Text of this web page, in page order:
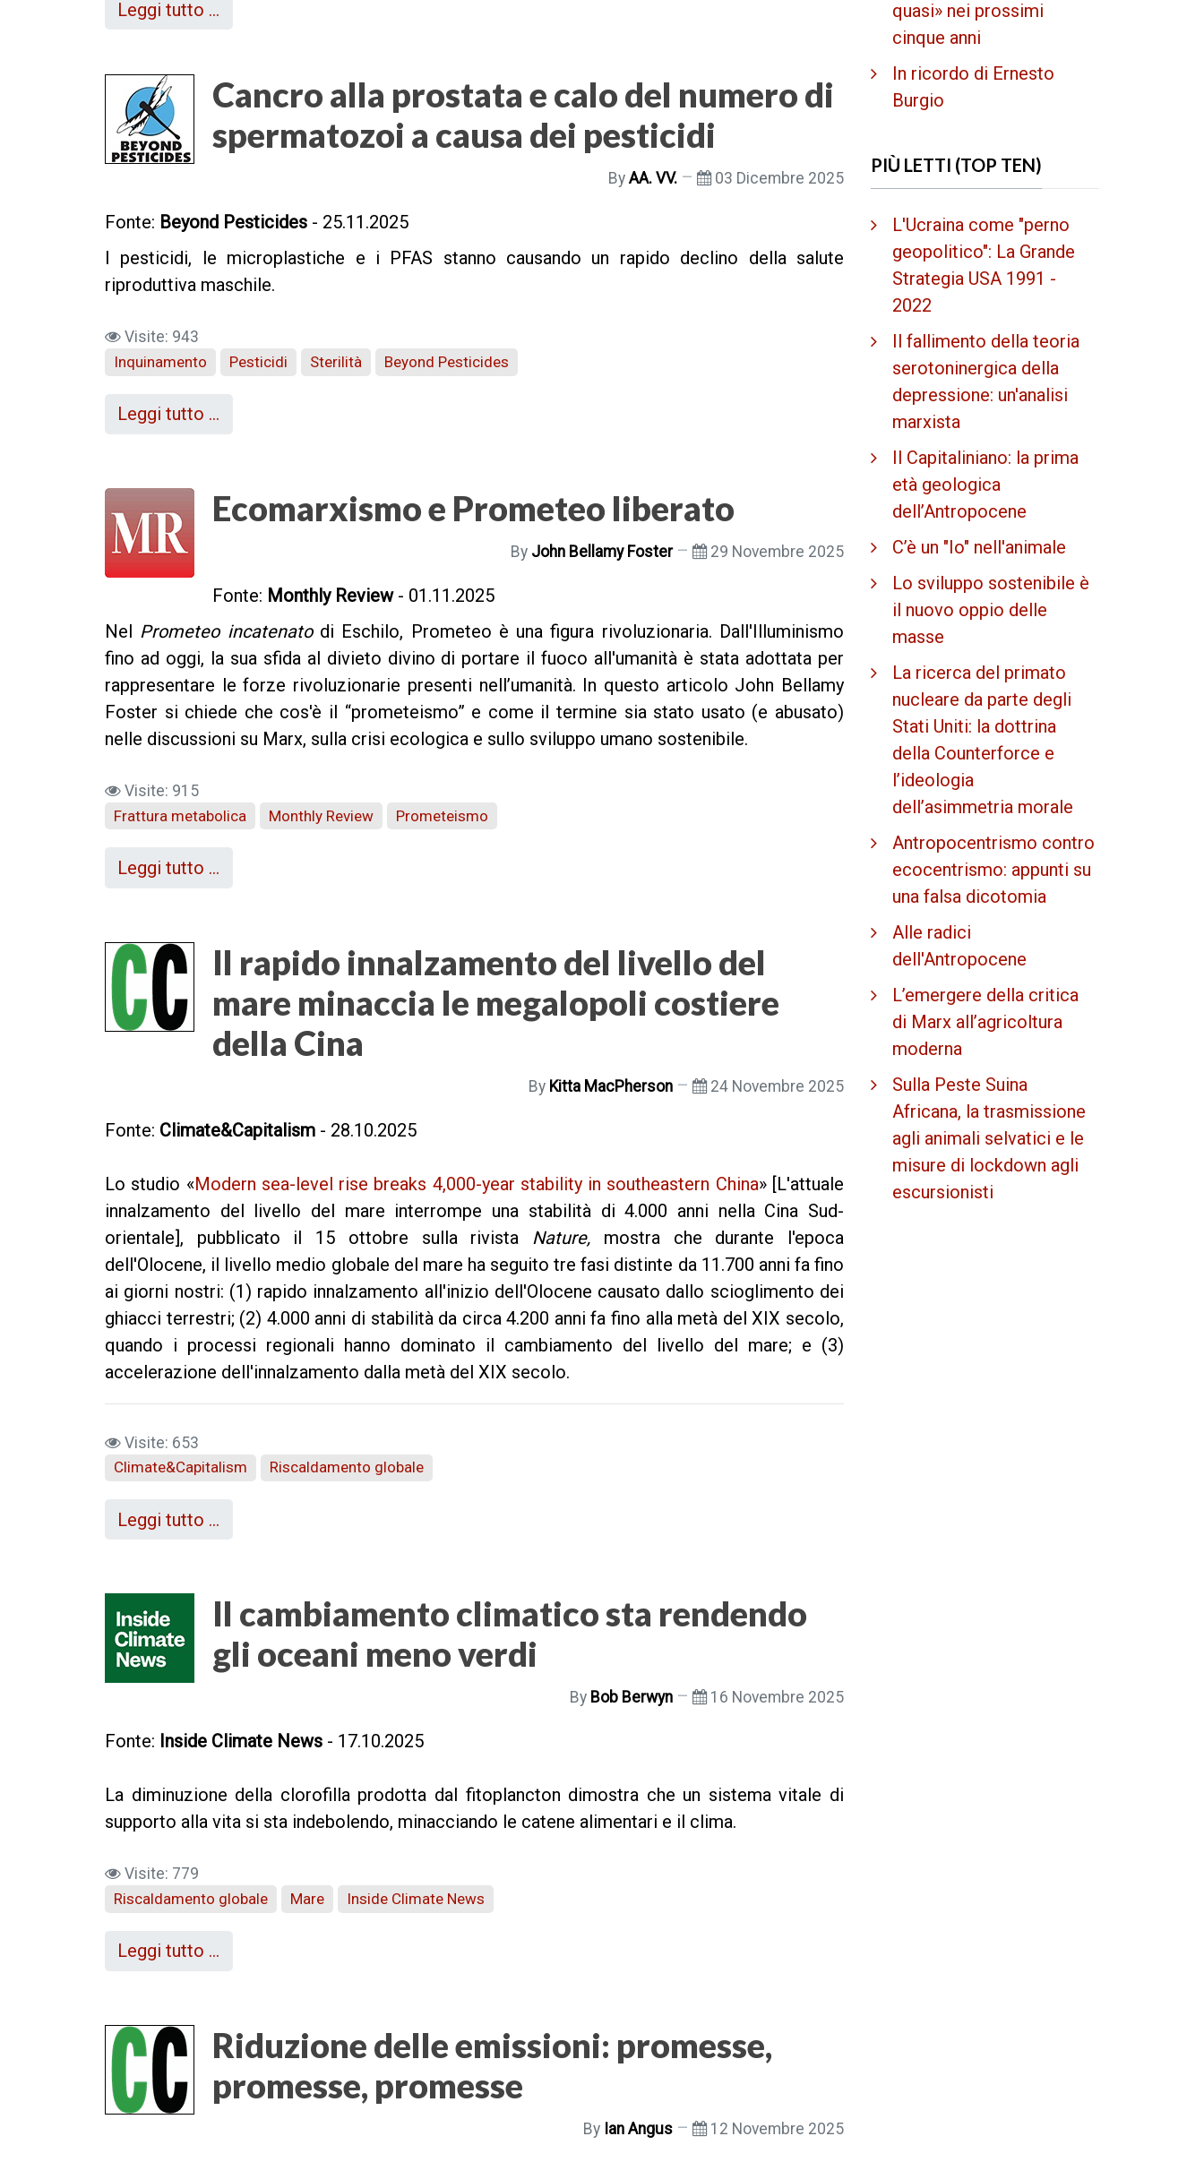
Leggi tutto …
Cancro alla prostata e calo del numero di
spermatozoi a causa dei pesticidi
By AA. VV. 03 Dicembre 2025
Fonte: Beyond Pesticides - 25.11.2025
I pesticidi, le microplastiche e i PFAS stanno causando un rapido declino della salute
riproduttiva maschile.
Visite: 943
Inquinamento
Pesticidi Sterilità Beyond Pesticides
Leggi tutto …
Ecomarxismo e Prometeo liberato
By John Bellamy Foster 29 Novembre 2025
Fonte: Monthly Review- 01.11.2025
Nel Prometeo incatenatodi Eschilo, Prometeo è una figura rivoluzionaria. Dall'Illuminismo
fino ad oggi, la sua sfida al divieto divino di portare il fuoco all'umanità è stata adottata per
rappresentare le forze rivoluzionarie presenti nell’umanità. In questo articolo John Bellamy
Foster si chiede che cos'è il “prometeismo” e come il termine sia stato usato (e abusato)
nelle discussioni su Marx, sulla crisi ecologica e sullo sviluppo umano sostenibile.
Visite: 915
Frattura metabolica
Monthly Review Prometeismo
Leggi tutto …
Il rapido innalzamento del livello del
mare minaccia le megalopoli costiere
della Cina
By Kitta MacPherson 24 Novembre 2025
Fonte: Climate&Capitalism - 28.10.2025
Lo studio «Modern sea-level rise breaks 4,000-year stability in southeastern China» [L'attuale
innalzamento del livello del mare interrompe una stabilità di 4.000 anni nella Cina Sud-
orientale], pubblicato il 15 ottobre sulla rivista Nature, mostra che durante l'epoca
dell'Olocene, il livello medio globale del mare ha seguito tre fasi distinte da 11.700 anni fa fino
ai giorni nostri: (1) rapido innalzamento all'inizio dell'Olocene causato dallo scioglimento dei
ghiacci terrestri; (2) 4.000 anni di stabilità da circa 4.200 anni fa fino alla metà del XIX secolo,
quando i processi regionali hanno dominato il cambiamento del livello del mare; e (3)
accelerazione dell'innalzamento dalla metà del XIX secolo.
Visite: 653
Climate&Capitalism
Riscaldamento globale
Leggi tutto …
Il cambiamento climatico sta rendendo
gli oceani meno verdi
By Bob Berwyn 16 Novembre 2025
Fonte: Inside Climate News - 17.10.2025
La diminuzione della clorofilla prodotta dal fitoplancton dimostra che un sistema vitale di
supporto alla vita si sta indebolendo, minacciando le catene alimentari e il clima.
Visite: 779
Riscaldamento globale
Mare Inside Climate News
Leggi tutto …
Riduzione delle emissioni: promesse,
promesse, promesse
By Ian Angus 12 Novembre 2025
quasi» nei prossimi
cinque anni
In ricordo di Ernesto
Burgio
PIÙ LETTI (TOP TEN)
L'Ucraina come "perno
geopolitico": La Grande
Strategia USA 1991 -
2022
Il fallimento della teoria
serotoninergica della
depressione: un'analisi
marxista
Il Capitaliniano: la prima
età geologica
dell’Antropocene
C’è un "Io" nell'animale
Lo sviluppo sostenibile è
il nuovo oppio delle
masse
La ricerca del primato
nucleare da parte degli
Stati Uniti: la dottrina
della Counterforce e
l’ideologia
dell’asimmetria morale
Antropocentrismo contro
ecocentrismo: appunti su
una falsa dicotomia
Alle radici
dell'Antropocene
L’emergere della critica
di Marx all’agricoltura
moderna
Sulla Peste Suina
Africana, la trasmissione
agli animali selvatici e le
misure di lockdown agli
escursionisti